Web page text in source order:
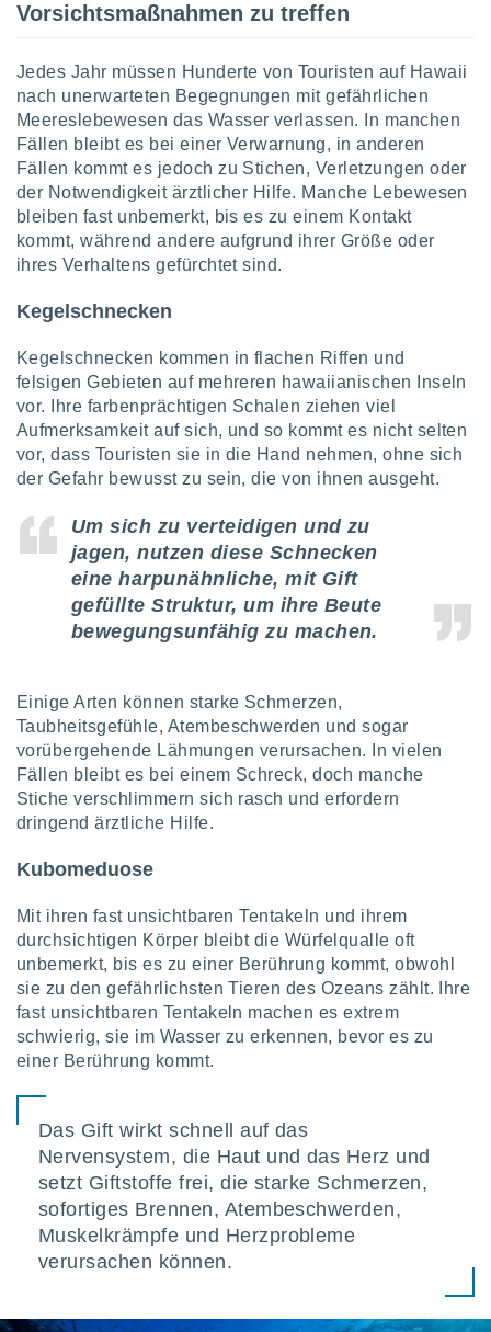
sind,
weiterhin
Sie
In
werden
dass wir
die für die
der
von
nicht
und
Sie
klicken.
und
oder
um
zu
eines
Sie Ihre
Vorsichtsmaßnahmen zu treffen
Jedes Jahr müssen Hunderte von Touristen auf Hawaii
nach unerwarteten Begegnungen mit gefährlichen
Meereslebewesen das Wasser verlassen. In manchen
Fällen bleibt es bei einer Verwarnung, in anderen
Fällen kommt es jedoch zu Stichen, Verletzungen oder
der Notwendigkeit ärztlicher Hilfe. Manche Lebewesen
bleiben fast unbemerkt, bis es zu einem Kontakt
kommt, während andere aufgrund ihrer Größe oder
ihres Verhaltens gefürchtet sind.
Kegelschnecken
Kegelschnecken kommen in flachen Riffen und
felsigen Gebieten auf mehreren hawaiianischen Inseln
vor. Ihre farbenprächtigen Schalen ziehen viel
Aufmerksamkeit auf sich, und so kommt es nicht selten
vor, dass Touristen sie in die Hand nehmen, ohne sich
der Gefahr bewusst zu sein, die von ihnen ausgeht.
Um sich zu verteidigen und zu
jagen, nutzen diese Schnecken
eine harpunähnliche, mit Gift
gefüllte Struktur, um ihre Beute
bewegungsunfähig zu machen.
Einige Arten können starke Schmerzen,
Taubheitsgefühle, Atembeschwerden und sogar
vorübergehende Lähmungen verursachen. In vielen
Fällen bleibt es bei einem Schreck, doch manche
Stiche verschlimmern sich rasch und erfordern
dringend ärztliche Hilfe.
Kubomeduose
Mit ihren fast unsichtbaren Tentakeln und ihrem
durchsichtigen Körper bleibt die Würfelqualle oft
unbemerkt, bis es zu einer Berührung kommt, obwohl
sie zu den gefährlichsten Tieren des Ozeans zählt. Ihre
fast unsichtbaren Tentakeln machen es extrem
schwierig, sie im Wasser zu erkennen, bevor es zu
einer Berührung kommt.
Das Gift wirkt schnell auf das
Nervensystem, die Haut und das Herz und
setzt Giftstoffe frei, die starke Schmerzen,
sofortiges Brennen, Atembeschwerden,
Muskelkrämpfe und Herzprobleme
verursachen können.